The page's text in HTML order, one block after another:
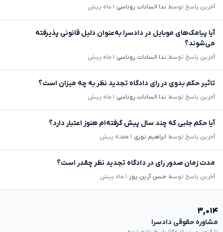
آخرین پاسخ توسط ندا السادات روناسی ۱ ماه پیش
آیا پیامک‌های موبایل در دادسرا به‌عنوان دلیل قانونی پذیرفته
می‌شوند؟
آخرین پاسخ توسط ندا السادات روناسی ۱ ماه پیش
تاثیر حکم بدوی در رای دادگاه تجدید نظر به چه میزان است؟
آخرین پاسخ توسط ندا السادات روناسی ۱ ماه پیش
آیا حکم جلبی که چند سال پیش گرفته‌ام هنوز اعتبار دارد؟
آخرین پاسخ توسط ابراهیم نوری ۱ هفته پیش
مدت زمان صدور رای در دادگاه تجدید نظر چقدر است؟
آخرین پاسخ توسط حسن آرین پور ۱ ماه پیش
۳,۰۱۴
مشاوره حقوقی دادسرا